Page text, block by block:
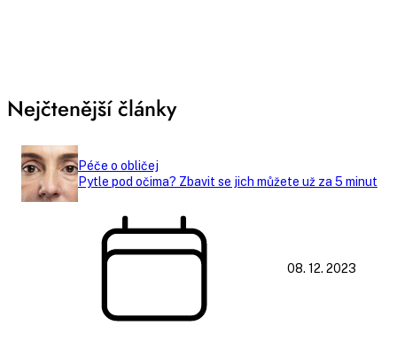
Nejčtenější články
Péče o obličej
Pytle pod očima? Zbavit se jich můžete už za 5 minut
08. 12. 2023